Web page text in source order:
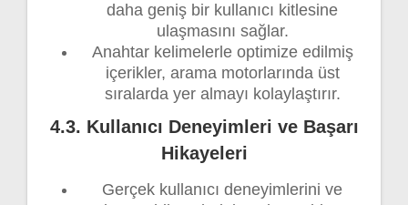
daha geniş bir kullanıcı kitlesine
ulaşmasını sağlar.
Anahtar kelimelerle optimize edilmiş
içerikler, arama motorlarında üst
sıralarda yer almayı kolaylaştırır.
4.3. Kullanıcı Deneyimleri ve Başarı
Hikayeleri
Gerçek kullanıcı deneyimlerini ve